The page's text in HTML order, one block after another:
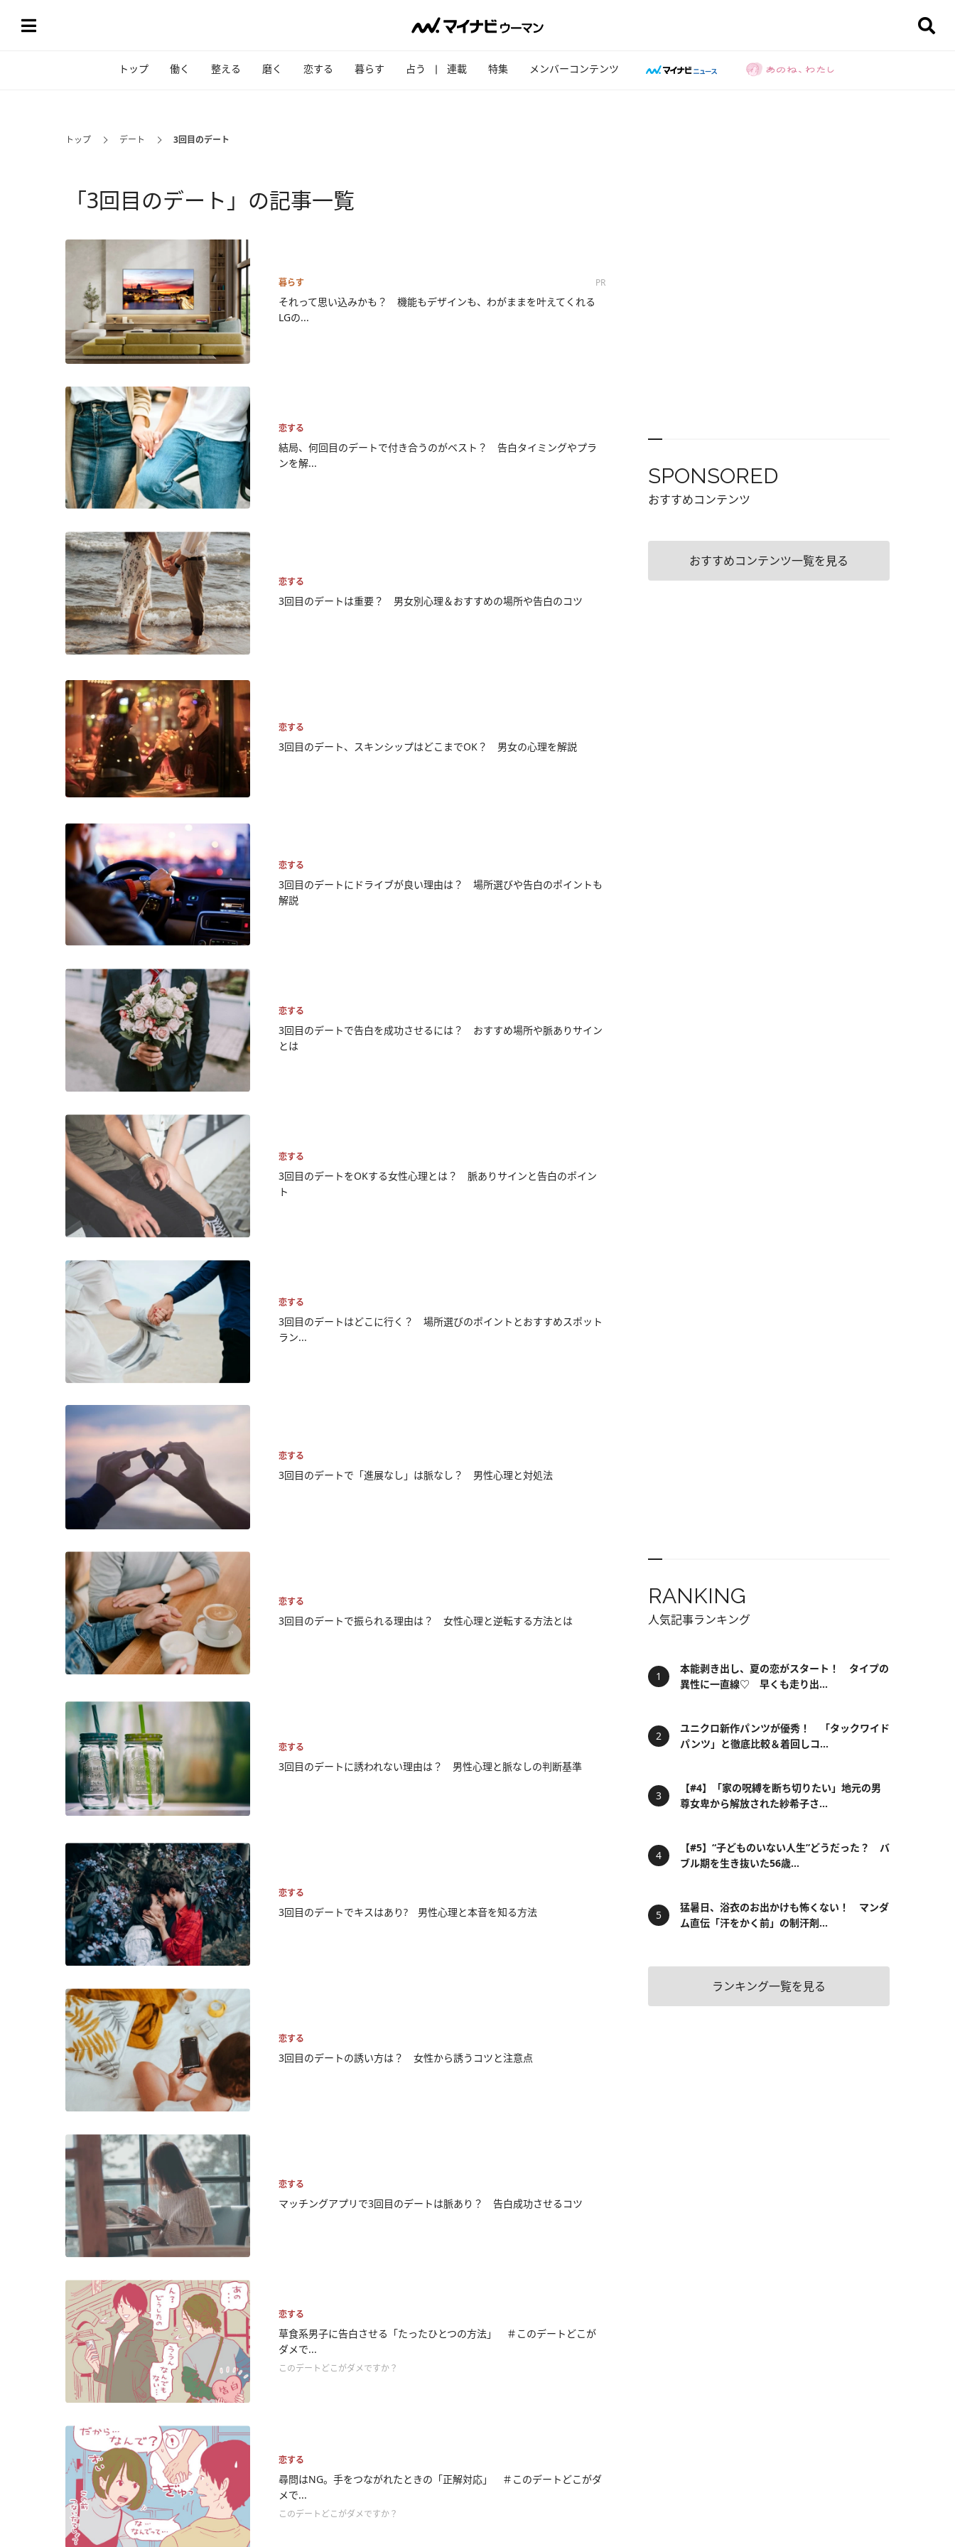
トップ 働く 整える 磨く 恋する 暮らす 占う 連載 特集 メンバーコンテンツ
トップ デート 3回目のデート
「3回目のデート」の記事一覧
暮らす PR
それって思い込みかも？ 機能もデザインも、わがままを叶えてくれる
LGの...
恋する
結局、何回目のデートで付き合うのがベスト？ 告白タイミングやプラ
ンを解...
恋する
3回目のデートは重要？ 男女別心理＆おすすめの場所や告白のコツ
恋する
3回目のデート、スキンシップはどこまでOK？ 男女の心理を解説
恋する
3回目のデートにドライブが良い理由は？ 場所選びや告白のポイントも
解説
恋する
3回目のデートで告白を成功させるには？ おすすめ場所や脈ありサイン
とは
恋する
3回目のデートをOKする女性心理とは？ 脈ありサインと告白のポイン
ト
恋する
3回目のデートはどこに行く？ 場所選びのポイントとおすすめスポット
ラン...
恋する
3回目のデートで「進展なし」は脈なし？ 男性心理と対処法
恋する
3回目のデートで振られる理由は？ 女性心理と逆転する方法とは
恋する
3回目のデートに誘われない理由は？ 男性心理と脈なしの判断基準
恋する
3回目のデートでキスはあり? 男性心理と本音を知る方法
恋する
3回目のデートの誘い方は？ 女性から誘うコツと注意点
恋する
マッチングアプリで3回目のデートは脈あり？ 告白成功させるコツ
恋する
草食系男子に告白させる「たったひとつの方法」 ＃このデートどこが
ダメで...
このデートどこがダメですか？
恋する
尋問はNG。手をつながれたときの「正解対応」 ＃このデートどこがダ
メで...
このデートどこがダメですか？
SPONSORED
おすすめコンテンツ
おすすめコンテンツ一覧を見る
RANKING
人気記事ランキング
本能剥き出し、夏の恋がスタート！ タイプの
異性に一直線♡ 早くも走り出...
ユニクロ新作パンツが優秀！ 「タックワイド
パンツ」と徹底比較＆着回しコ...
【#4】「家の呪縛を断ち切りたい」地元の男
尊女卑から解放された紗希子さ...
【#5】“子どものいない人生”どうだった？ バ
ブル期を生き抜いた56歳...
猛暑日、浴衣のお出かけも怖くない！ マンダ
ム直伝「汗をかく前」の制汗剤...
ランキング一覧を見る